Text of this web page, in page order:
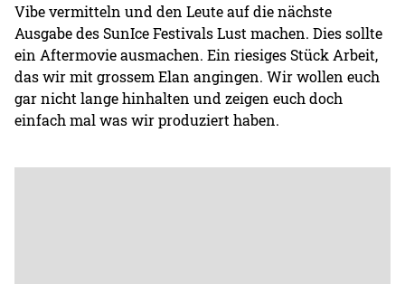
Vibe vermitteln und den Leute auf die nächste
Ausgabe des SunIce Festivals Lust machen. Dies sollte
ein Aftermovie ausmachen. Ein riesiges Stück Arbeit,
das wir mit grossem Elan angingen. Wir wollen euch
gar nicht lange hinhalten und zeigen euch doch
einfach mal was wir produziert haben.